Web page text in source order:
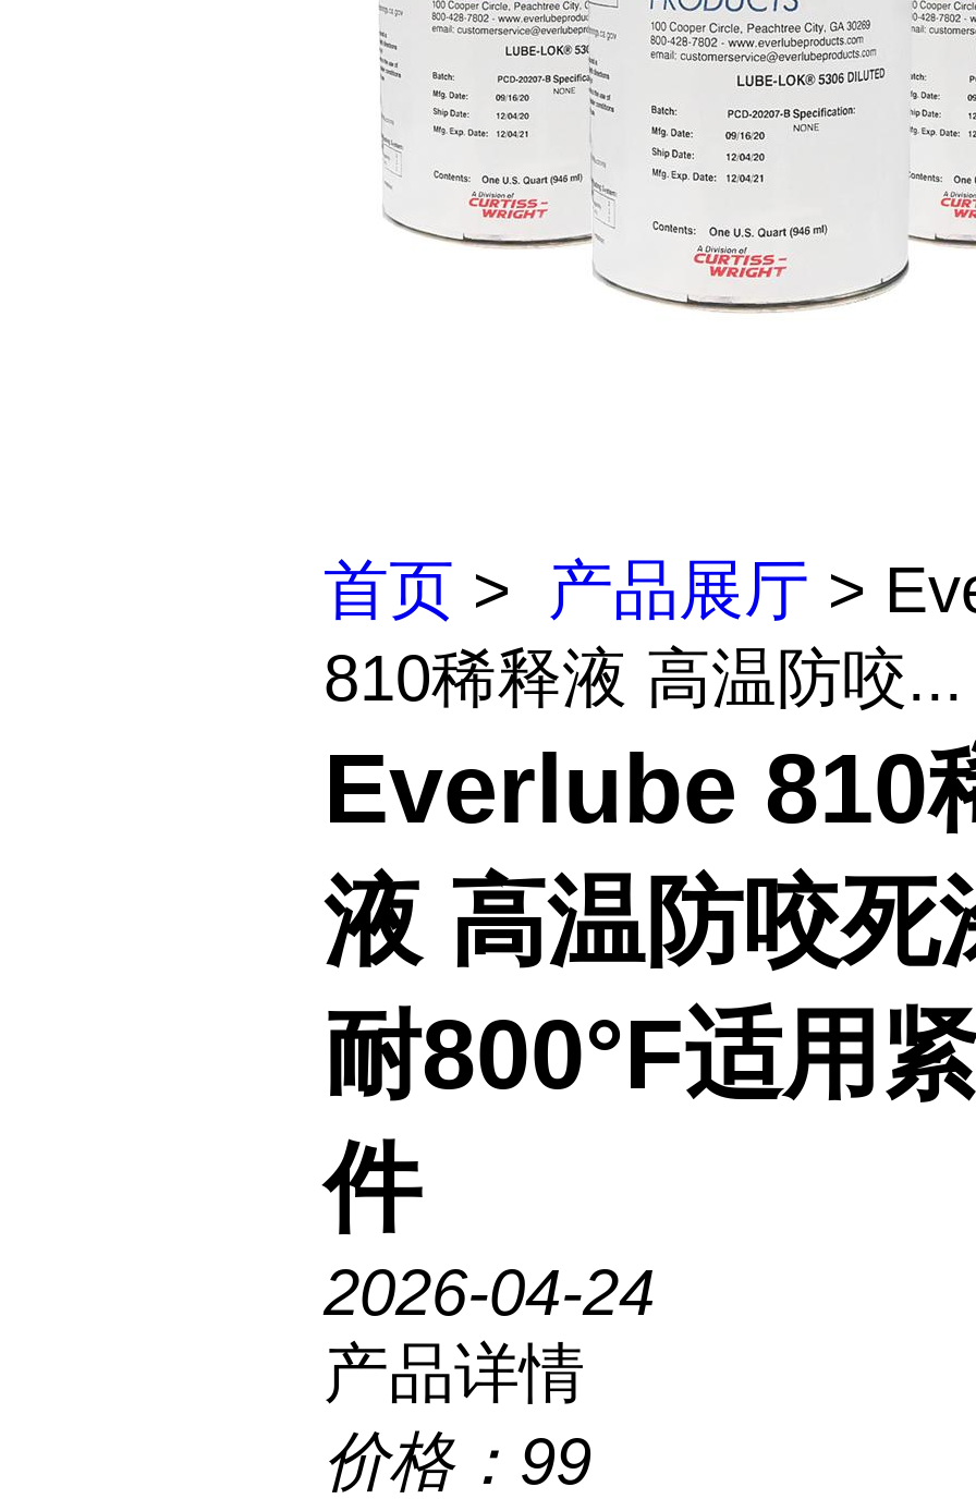
首页 > 产品展厅 >
810稀释液 高温防咬...
Everlube 810
液 高温防咬死
耐800°F适用
件
2026-04-24
产品详情
价格： 99